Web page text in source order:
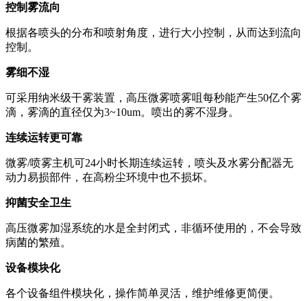
控制雾流向
根据各喷头的分布和喷射角度，进行大小控制，从而达到流向
控制。
雾细不湿
可采用纳米级干雾装置，高压微雾喷雾咀每秒能产生50亿个雾
滴，雾滴的直径仅为3~10um。喷出的雾不湿身。
连续运转更可靠
微雾/喷雾主机可24小时长期连续运转，喷头及水雾分配器无
动力易损部件，在高粉尘环境中也不损坏。
抑菌安全卫生
高压微雾加湿系统的水是全封闭式，非循环使用的，不会导致
病菌的繁殖。
设备模块化
各个设备组件模块化，操作简单灵活，维护维修更简便。